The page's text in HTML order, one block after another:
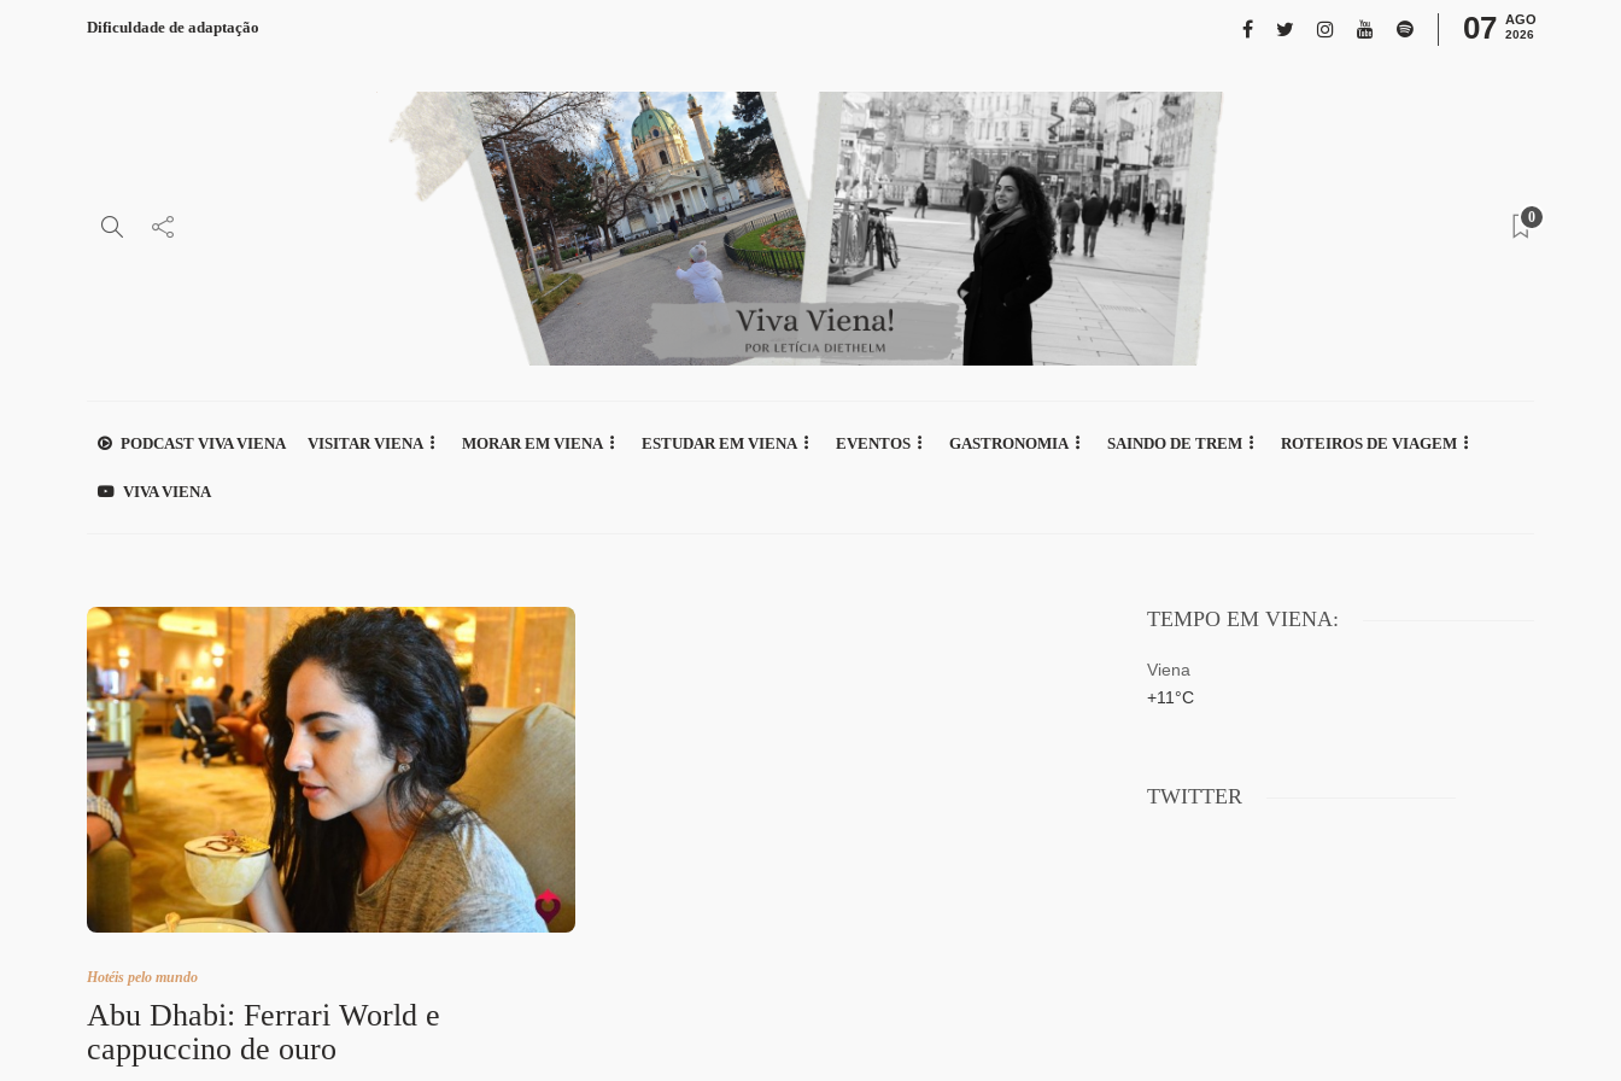
Dificuldade de adaptação 07 AGO
2026
0
PODCAST VIVA VIENA VISITAR VIENA MORAR EM VIENA ESTUDAR EM VIENA EVENTOS GASTRONOMIA SAINDO DE TREM ROTEIROS DE VIAGEM
VIVA VIENA
Hotéis pelo mundo
Abu Dhabi: Ferrari World e
cappuccino de ouro
TEMPO EM VIENA:
Viena
+11°C
TWITTER